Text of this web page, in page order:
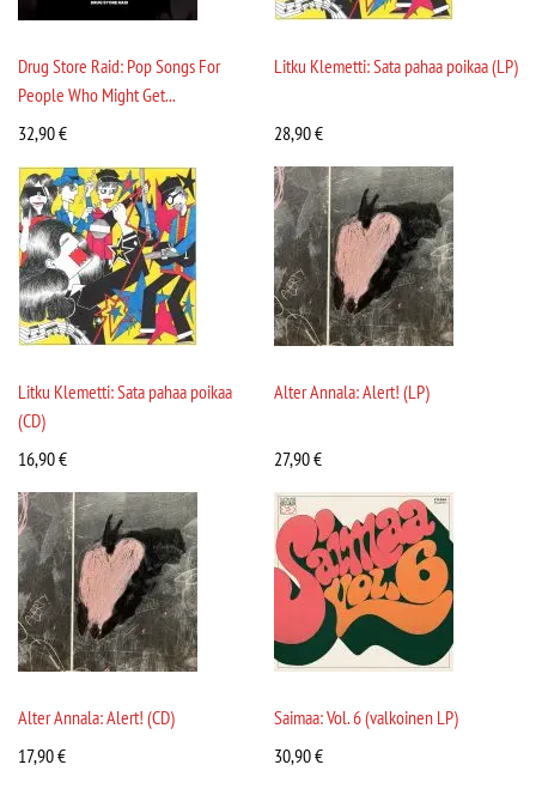
Drug Store Raid: Pop Songs For
People Who Might Get...
32,90€
Litku Klemetti: Sata pahaa poikaa (LP)
28,90€
Litku Klemetti: Sata pahaa poikaa
(CD)
16,90€
Alter Annala: Alert! (LP)
27,90€
Alter Annala: Alert! (CD)
17,90€
Saimaa: Vol. 6 (valkoinen LP)
30,90€